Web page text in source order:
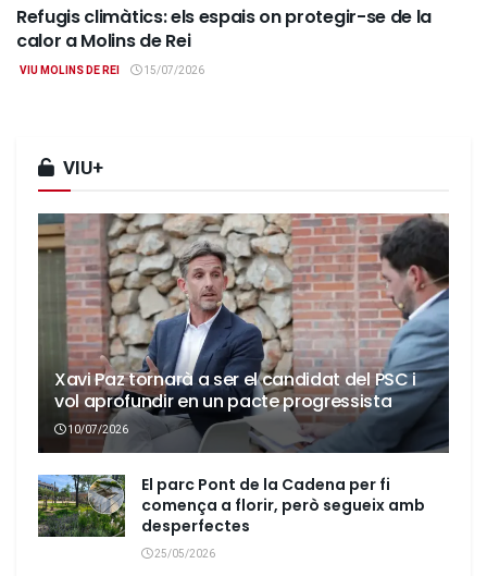
Refugis climàtics: els espais on protegir-se de la
calor a Molins de Rei
VIU MOLINS DE REI 15/07/2026
VIU+
Xavi Paz tornarà a ser el candidat del PSC i
vol aprofundir en un pacte progressista
10/07/2026
El parc Pont de la Cadena per fi
comença a florir, però segueix amb
desperfectes
25/05/2026